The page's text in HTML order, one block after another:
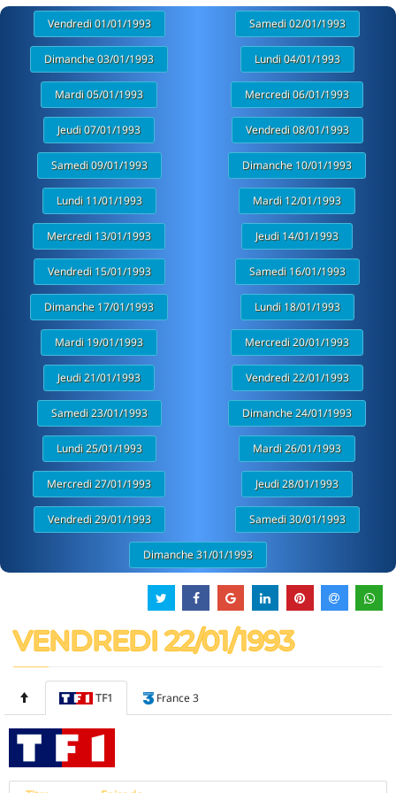
Vendredi 01/01/1993 Samedi 02/01/1993
Dimanche 03/01/1993 Lundi 04/01/1993
Mardi 05/01/1993 Mercredi 06/01/1993
Jeudi 07/01/1993 Vendredi 08/01/1993
Samedi 09/01/1993 Dimanche 10/01/1993
Lundi 11/01/1993 Mardi 12/01/1993
Mercredi 13/01/1993 Jeudi 14/01/1993
Vendredi 15/01/1993 Samedi 16/01/1993
Dimanche 17/01/1993 Lundi 18/01/1993
Mardi 19/01/1993 Mercredi 20/01/1993
Jeudi 21/01/1993 Vendredi 22/01/1993
Samedi 23/01/1993 Dimanche 24/01/1993
Lundi 25/01/1993 Mardi 26/01/1993
Mercredi 27/01/1993 Jeudi 28/01/1993
Vendredi 29/01/1993 Samedi 30/01/1993
Dimanche 31/01/1993
VENDREDI 22/01/1993
TF1 France 3